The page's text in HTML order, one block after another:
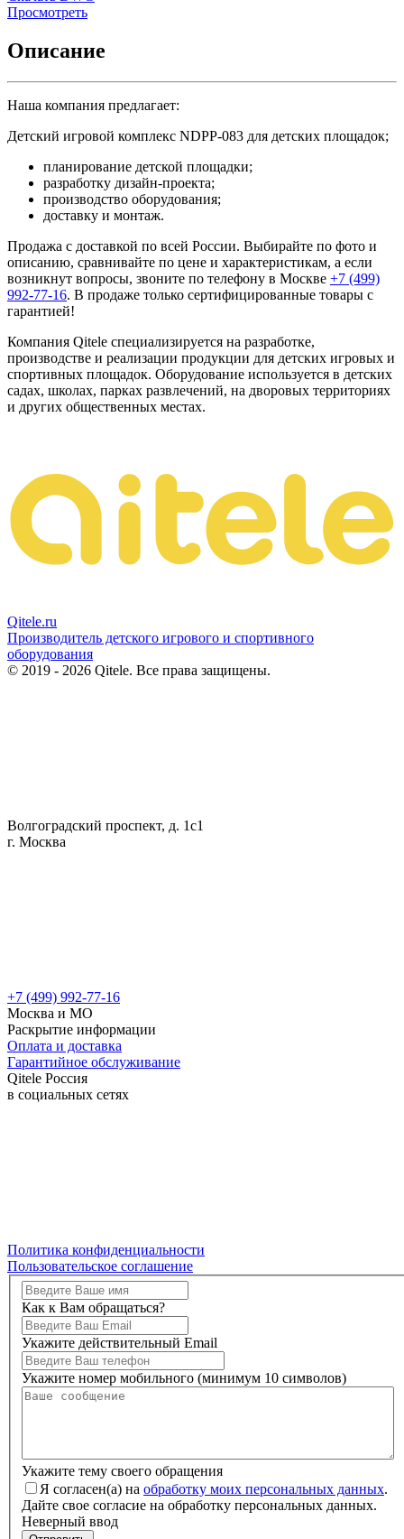
Просмотреть
Описание
Наша компания предлагает:
Детский игровой комплекс NDPP-083 для детских площадок;
планирование детской площадки;
разработку дизайн-проекта;
производство оборудования;
доставку и монтаж.
Продажа с доставкой по всей России. Выбирайте по фото и
описанию, сравнивайте по цене и характеристикам, а если
возникнут вопросы, звоните по телефону в Москве +7 (499)
992-77-16. В продаже только сертифицированные товары с
гарантией!
Компания Qitele специализируется на разработке,
производстве и реализации продукции для детских игровых и
спортивных площадок. Оборудование используется в детских
садах, школах, парках развлечений, на дворовых территориях
и других общественных местах.
Qitele.ru
Производитель детского игрового и спортивного
оборудования
© 2019 - 2026 Qitele. Все права защищены.
Волгоградский проспект, д. 1с1
г. Москва
+7 (499) 992-77-16
Москва и МО
Раскрытие информации
Оплата и доставка
Гарантийное обслуживание
Qitele Россия
в социальных сетях
Политика конфиденциальности
Пользовательское соглашение
Как к Вам обращаться?
Укажите действительный Email
Укажите номер мобильного (минимум 10 символов)
Укажите тему своего обращения
Я согласен(а) на обработку моих персональных данных.
Дайте свое согласие на обработку персональных данных.
Неверный ввод